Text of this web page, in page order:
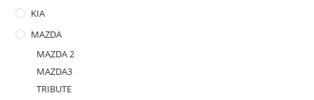
KIA
MAZDA
MAZDA 2
MAZDA3
TRIBUTE